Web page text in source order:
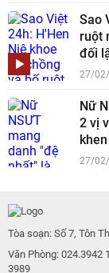
Sao
ruột
đối
27/
Nữ
2 vị
27/
Tòa soạn: Số 7, Tôn
Văn Phòng: 024.3942
3989